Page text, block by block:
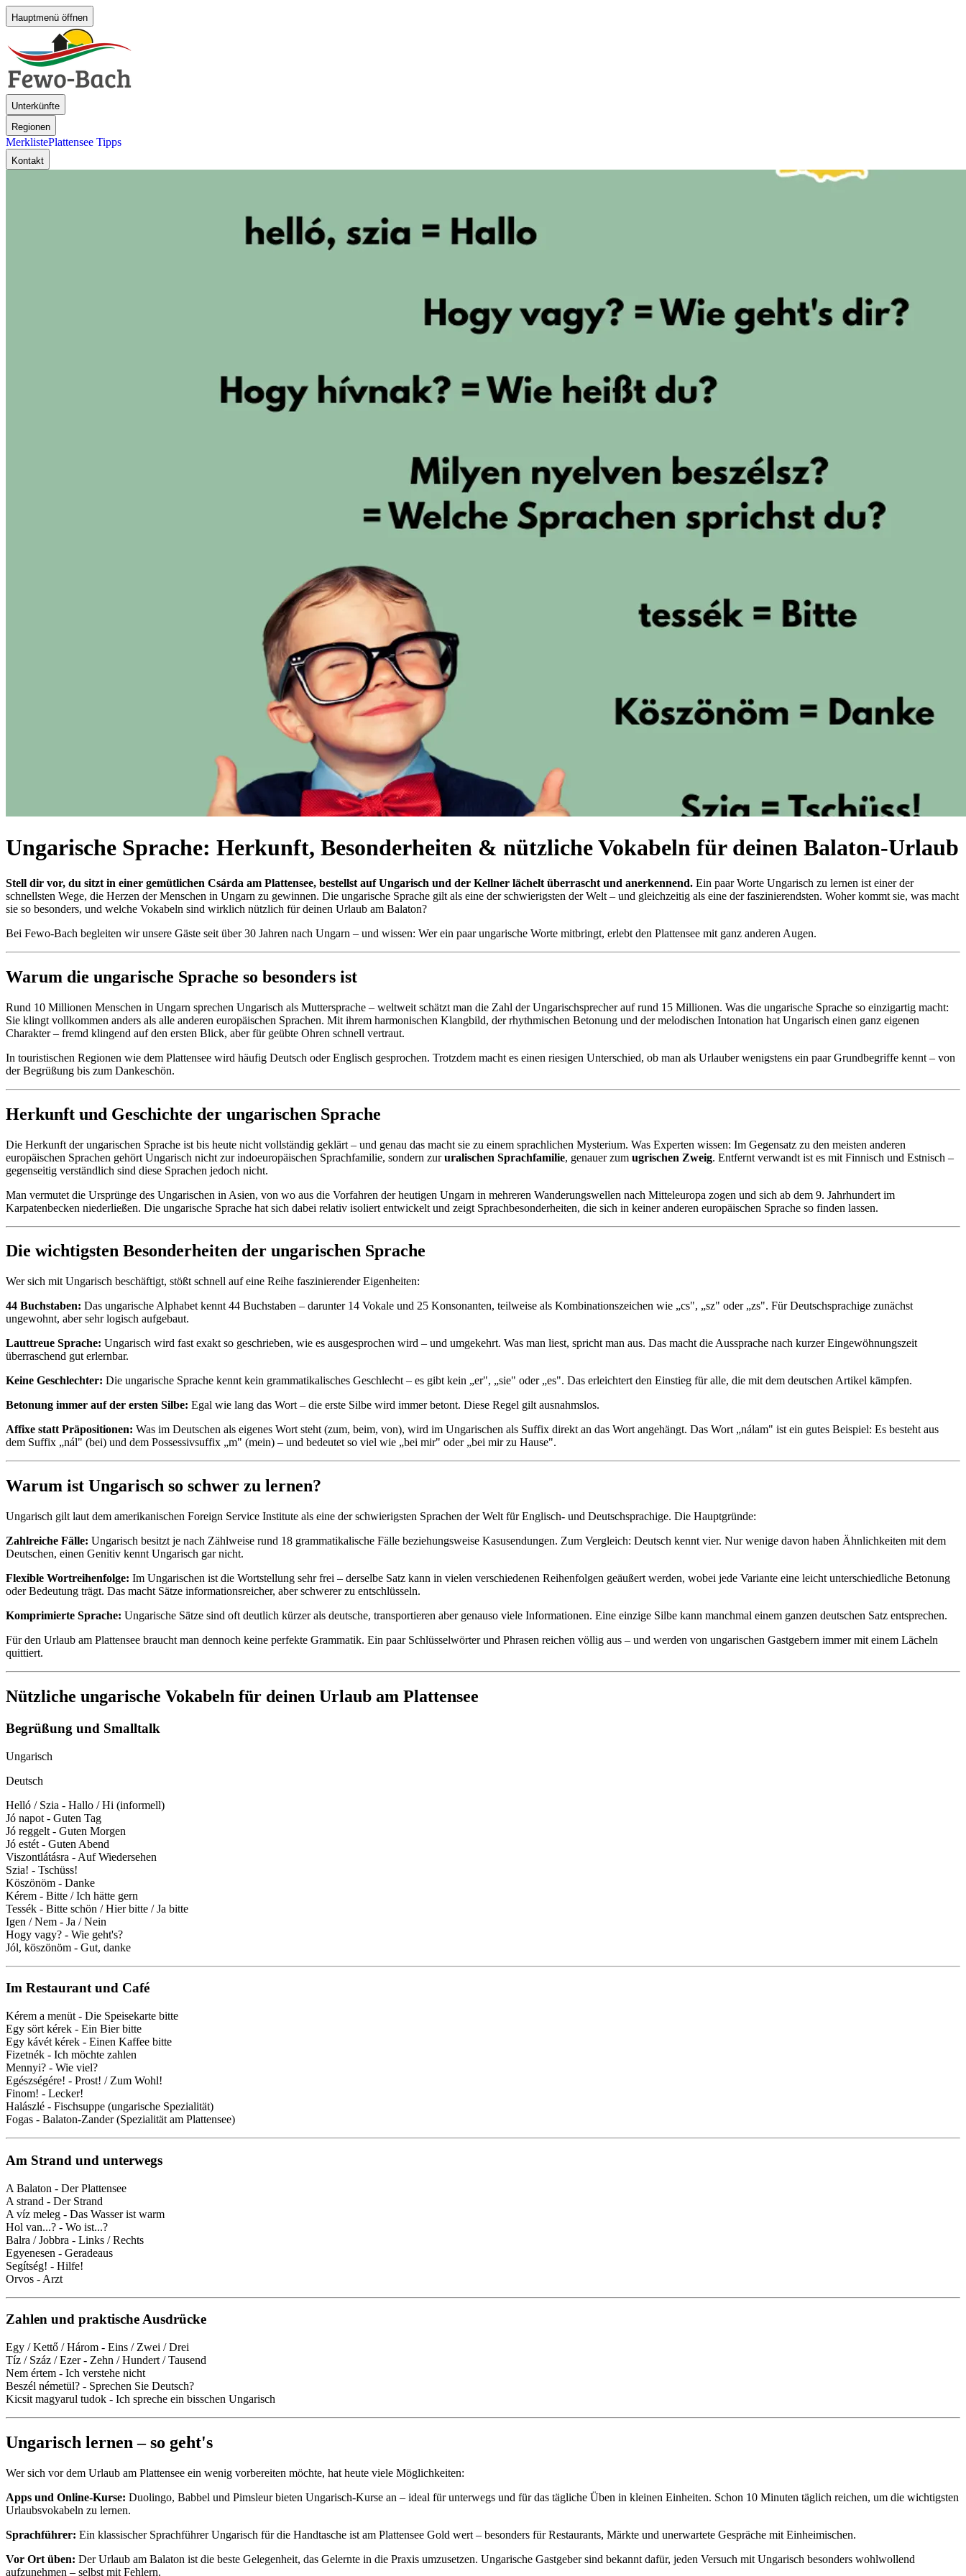
Hauptmenü öffnen
Unterkünfte
Regionen
MerklistePlattensee Tipps
Kontakt
Ungarische Sprache: Herkunft, Besonderheiten & nützliche Vokabeln für deinen Balaton-Urlaub
Stell dir vor, du sitzt in einer gemütlichen Csárda am Plattensee, bestellst auf Ungarisch und der Kellner lächelt überrascht und anerkennend. Ein paar Worte Ungarisch zu lernen ist einer der
schnellsten Wege, die Herzen der Menschen in Ungarn zu gewinnen. Die ungarische Sprache gilt als eine der schwierigsten der Welt – und gleichzeitig als eine der faszinierendsten. Woher kommt sie, was macht
sie so besonders, und welche Vokabeln sind wirklich nützlich für deinen Urlaub am Balaton?
Bei Fewo-Bach begleiten wir unsere Gäste seit über 30 Jahren nach Ungarn – und wissen: Wer ein paar ungarische Worte mitbringt, erlebt den Plattensee mit ganz anderen Augen.
Warum die ungarische Sprache so besonders ist
Rund 10 Millionen Menschen in Ungarn sprechen Ungarisch als Muttersprache – weltweit schätzt man die Zahl der Ungarischsprecher auf rund 15 Millionen. Was die ungarische Sprache so einzigartig macht:
Sie klingt vollkommen anders als alle anderen europäischen Sprachen. Mit ihrem harmonischen Klangbild, der rhythmischen Betonung und der melodischen Intonation hat Ungarisch einen ganz eigenen
Charakter – fremd klingend auf den ersten Blick, aber für geübte Ohren schnell vertraut.
In touristischen Regionen wie dem Plattensee wird häufig Deutsch oder Englisch gesprochen. Trotzdem macht es einen riesigen Unterschied, ob man als Urlauber wenigstens ein paar Grundbegriffe kennt – von
der Begrüßung bis zum Dankeschön.
Herkunft und Geschichte der ungarischen Sprache
Die Herkunft der ungarischen Sprache ist bis heute nicht vollständig geklärt – und genau das macht sie zu einem sprachlichen Mysterium. Was Experten wissen: Im Gegensatz zu den meisten anderen
europäischen Sprachen gehört Ungarisch nicht zur indoeuropäischen Sprachfamilie, sondern zururalischen Sprachfamilie, genauer zum ugrischen Zweig. Entfernt verwandt ist es mit Finnisch und Estnisch –
gegenseitig verständlich sind diese Sprachen jedoch nicht.
Man vermutet die Ursprünge des Ungarischen in Asien, von wo aus die Vorfahren der heutigen Ungarn in mehreren Wanderungswellen nach Mitteleuropa zogen und sich ab dem 9. Jahrhundert im
Karpatenbecken niederließen. Die ungarische Sprache hat sich dabei relativ isoliert entwickelt und zeigt Sprachbesonderheiten, die sich in keiner anderen europäischen Sprache so finden lassen.
Die wichtigsten Besonderheiten der ungarischen Sprache
Wer sich mit Ungarisch beschäftigt, stößt schnell auf eine Reihe faszinierender Eigenheiten:
44 Buchstaben: Das ungarische Alphabet kennt 44 Buchstaben – darunter 14 Vokale und 25 Konsonanten, teilweise als Kombinationszeichen wie „cs", „sz" oder „zs". Für Deutschsprachige zunächst
ungewohnt, aber sehr logisch aufgebaut.
Lauttreue Sprache: Ungarisch wird fast exakt so geschrieben, wie es ausgesprochen wird – und umgekehrt. Was man liest, spricht man aus. Das macht die Aussprache nach kurzer Eingewöhnungszeit
überraschend gut erlernbar.
Keine Geschlechter: Die ungarische Sprache kennt kein grammatikalisches Geschlecht – es gibt kein „er", „sie" oder „es". Das erleichtert den Einstieg für alle, die mit dem deutschen Artikel kämpfen.
Betonung immer auf der ersten Silbe: Egal wie lang das Wort – die erste Silbe wird immer betont. Diese Regel gilt ausnahmslos.
Affixe statt Präpositionen: Was im Deutschen als eigenes Wort steht (zum, beim, von), wird im Ungarischen als Suffix direkt an das Wort angehängt. Das Wort „nálam" ist ein gutes Beispiel: Es besteht aus
dem Suffix „nál" (bei) und dem Possessivsuffix „m" (mein) – und bedeutet so viel wie „bei mir" oder „bei mir zu Hause".
Warum ist Ungarisch so schwer zu lernen?
Ungarisch gilt laut dem amerikanischen Foreign Service Institute als eine der schwierigsten Sprachen der Welt für Englisch- und Deutschsprachige. Die Hauptgründe:
Zahlreiche Fälle: Ungarisch besitzt je nach Zählweise rund 18 grammatikalische Fälle beziehungsweise Kasusendungen. Zum Vergleich: Deutsch kennt vier. Nur wenige davon haben Ähnlichkeiten mit dem
Deutschen, einen Genitiv kennt Ungarisch gar nicht.
Flexible Wortreihenfolge: Im Ungarischen ist die Wortstellung sehr frei – derselbe Satz kann in vielen verschiedenen Reihenfolgen geäußert werden, wobei jede Variante eine leicht unterschiedliche Betonung
oder Bedeutung trägt. Das macht Sätze informationsreicher, aber schwerer zu entschlüsseln.
Komprimierte Sprache: Ungarische Sätze sind oft deutlich kürzer als deutsche, transportieren aber genauso viele Informationen. Eine einzige Silbe kann manchmal einem ganzen deutschen Satz entsprechen.
Für den Urlaub am Plattensee braucht man dennoch keine perfekte Grammatik. Ein paar Schlüsselwörter und Phrasen reichen völlig aus – und werden von ungarischen Gastgebern immer mit einem Lächeln
quittiert.
Nützliche ungarische Vokabeln für deinen Urlaub am Plattensee
Begrüßung und Smalltalk
Ungarisch
Deutsch
Helló / Szia - Hallo / Hi (informell)
Jó napot - Guten Tag
Jó reggelt - Guten Morgen
Jó estét - Guten Abend
Viszontlátásra - Auf Wiedersehen
Szia! - Tschüss!
Köszönöm - Danke
Kérem - Bitte / Ich hätte gern
Tessék - Bitte schön / Hier bitte / Ja bitte
Igen / Nem - Ja / Nein
Hogy vagy? - Wie geht's?
Jól, köszönöm - Gut, danke
Im Restaurant und Café
Kérem a menüt - Die Speisekarte bitte
Egy sört kérek - Ein Bier bitte
Egy kávét kérek - Einen Kaffee bitte
Fizetnék - Ich möchte zahlen
Mennyi? - Wie viel?
Egészségére! - Prost! / Zum Wohl!
Finom! - Lecker!
Halászlé - Fischsuppe (ungarische Spezialität)
Fogas - Balaton-Zander (Spezialität am Plattensee)
Am Strand und unterwegs
A Balaton - Der Plattensee
A strand - Der Strand
A víz meleg - Das Wasser ist warm
Hol van...? - Wo ist...?
Balra / Jobbra - Links / Rechts
Egyenesen - Geradeaus
Segítség! - Hilfe!
Orvos - Arzt
Zahlen und praktische Ausdrücke
Egy / Kettő / Három - Eins / Zwei / Drei
Tíz / Száz / Ezer - Zehn / Hundert / Tausend
Nem értem - Ich verstehe nicht
Beszél németül? - Sprechen Sie Deutsch?
Kicsit magyarul tudok - Ich spreche ein bisschen Ungarisch
Ungarisch lernen – so geht's
Wer sich vor dem Urlaub am Plattensee ein wenig vorbereiten möchte, hat heute viele Möglichkeiten:
Apps und Online-Kurse: Duolingo, Babbel und Pimsleur bieten Ungarisch-Kurse an – ideal für unterwegs und für das tägliche Üben in kleinen Einheiten. Schon 10 Minuten täglich reichen, um die wichtigsten
Urlaubsvokabeln zu lernen.
Sprachführer: Ein klassischer Sprachführer Ungarisch für die Handtasche ist am Plattensee Gold wert – besonders für Restaurants, Märkte und unerwartete Gespräche mit Einheimischen.
Vor Ort üben: Der Urlaub am Balaton ist die beste Gelegenheit, das Gelernte in die Praxis umzusetzen. Ungarische Gastgeber sind bekannt dafür, jeden Versuch mit Ungarisch besonders wohlwollend
aufzunehmen – selbst mit Fehlern.